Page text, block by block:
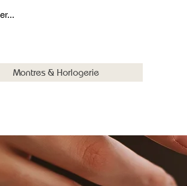
Montres & Horlogerie